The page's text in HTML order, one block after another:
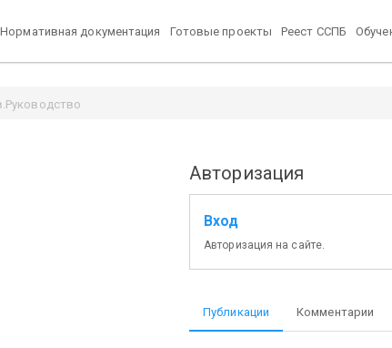
Нормативная документация Готовые проекты Реест ССПБ
Авторизация
Вход
Авторизация на сайте.
Публикации Комментарии